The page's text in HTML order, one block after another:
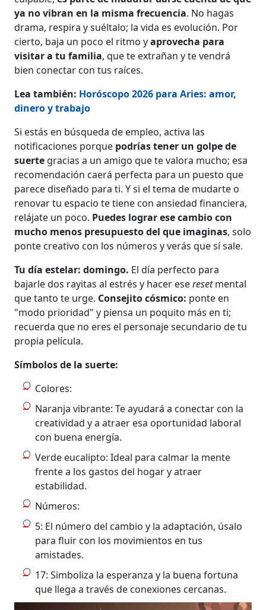
ya no vibran en la misma frecuencia. No hagas
drama, respira y suéltalo; la vida es evolución. Por
cierto, baja un poco el ritmo yaprovecha para
visitar a tu familia, que te extrañan y te vendrá
bien conectar con tus raíces.
Lea también: Horóscopo 2026 para Aries: amor,
dinero y trabajo
Si estás en búsqueda de empleo, activa las
notificaciones porque podrías tener un golpe de
suerte gracias a un amigo que te valora mucho; esa
recomendación caerá perfecta para un puesto que
parece diseñado para ti. Y si el tema de mudarte o
renovar tu espacio te tiene con ansiedad financiera,
relájate un poco. Puedes lograr ese cambio con
mucho menos presupuesto del que imaginas, solo
ponte creativo con los números y verás que sí sale.
Tu día estelar: domingo. El día perfecto para
bajarle dos rayitas al estrés y hacer eseresetmental
que tanto te urge. Consejito cósmico: ponte en
"modo prioridad" y piensa un poquito más en ti;
recuerda que no eres el personaje secundario de tu
propia película.
Símbolos de la suerte:
Colores:
Naranja vibrante: Te ayudará a conectar con la
creatividad y a atraer esa oportunidad laboral
con buena energía.
Verde eucalipto: Ideal para calmar la mente
frente a los gastos del hogar y atraer
estabilidad.
Números:
5: El número del cambio y la adaptación, úsalo
para fluir con los movimientos en tus
amistades.
17: Simboliza la esperanza y la buena fortuna
que llega a través de conexiones cercanas.